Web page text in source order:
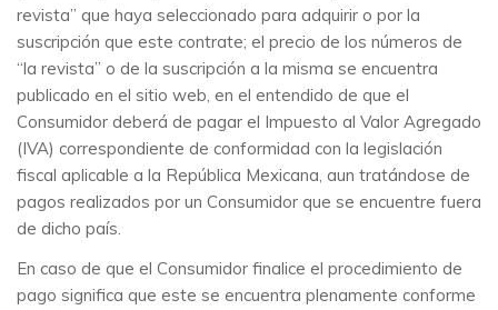
revista” que haya seleccionado para adquirir o por la
suscripción que este contrate; el precio de los números de
“la revista” o de la suscripción a la misma se encuentra
publicado en el sitio web, en el entendido de que el
Consumidor deberá de pagar el Impuesto al Valor Agregado
(IVA) correspondiente de conformidad con la legislación
fiscal aplicable a la República Mexicana, aun tratándose de
pagos realizados por un Consumidor que se encuentre fuera
de dicho país.
En caso de que el Consumidor finalice el procedimiento de
pago significa que este se encuentra plenamente conforme